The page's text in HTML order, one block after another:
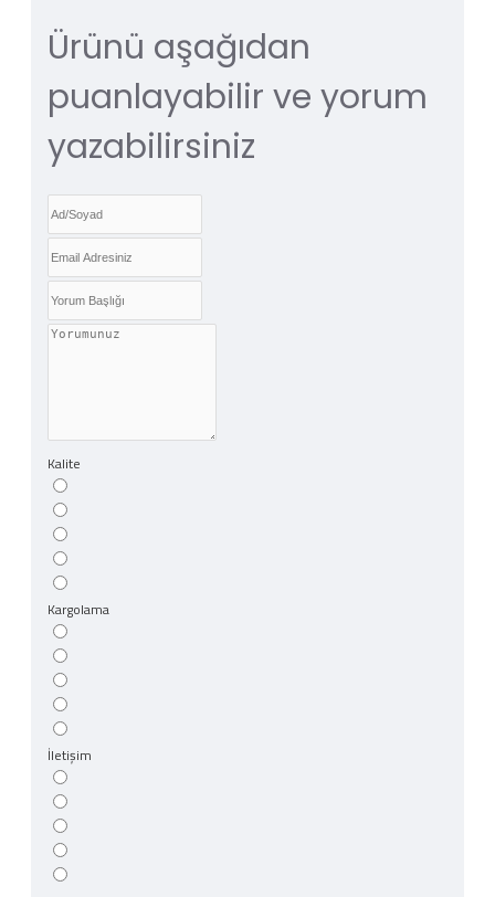
Ürünü aşağıdan
puanlayabilir ve yorum
yazabilirsiniz
Kalite
Kargolama
İletişim